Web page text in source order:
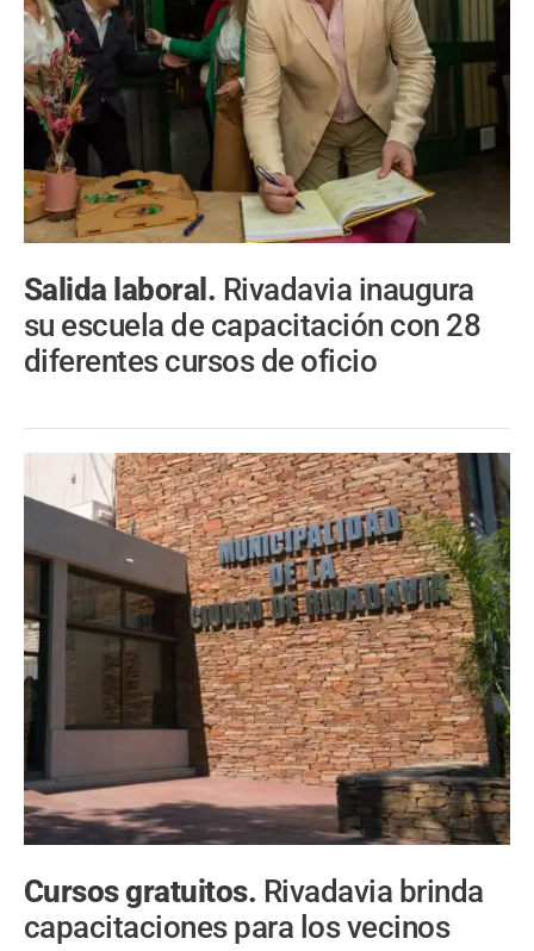
Salida laboral. Rivadavia inaugura
su escuela de capacitación con 28
diferentes cursos de oficio
Cursos gratuitos. Rivadavia brinda
capacitaciones para los vecinos